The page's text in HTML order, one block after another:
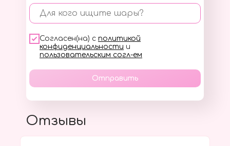
Для кого ищите шары?
Согласен(на) с политикой
конфиденциальности и
пользовательским согл-ем
Отправить
Отзывы